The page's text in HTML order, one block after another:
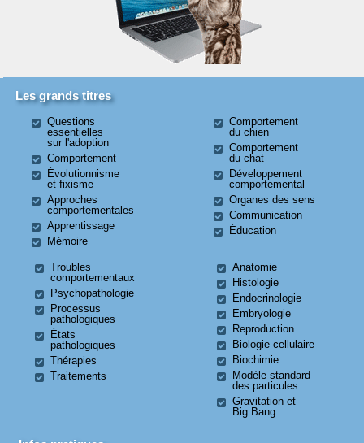
Les grands titres
Questions
essentielles
sur l'adoption
Comportement
Évolutionnisme
et fixisme
Approches
comportementales
Apprentissage
Mémoire
Comportement
du chien
Comportement
du chat
Développement
comportemental
Organes des sens
Communication
Éducation
Troubles
comportementaux
Psychopathologie
Processus
pathologiques
États
pathologiques
Thérapies
Traitements
Anatomie
Histologie
Endocrinologie
Embryologie
Reproduction
Biologie cellulaire
Biochimie
Modèle standard
des particules
Gravitation et
Big Bang